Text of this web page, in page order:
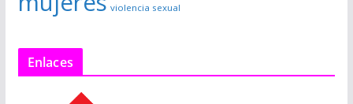
violencia sexual
Enlaces